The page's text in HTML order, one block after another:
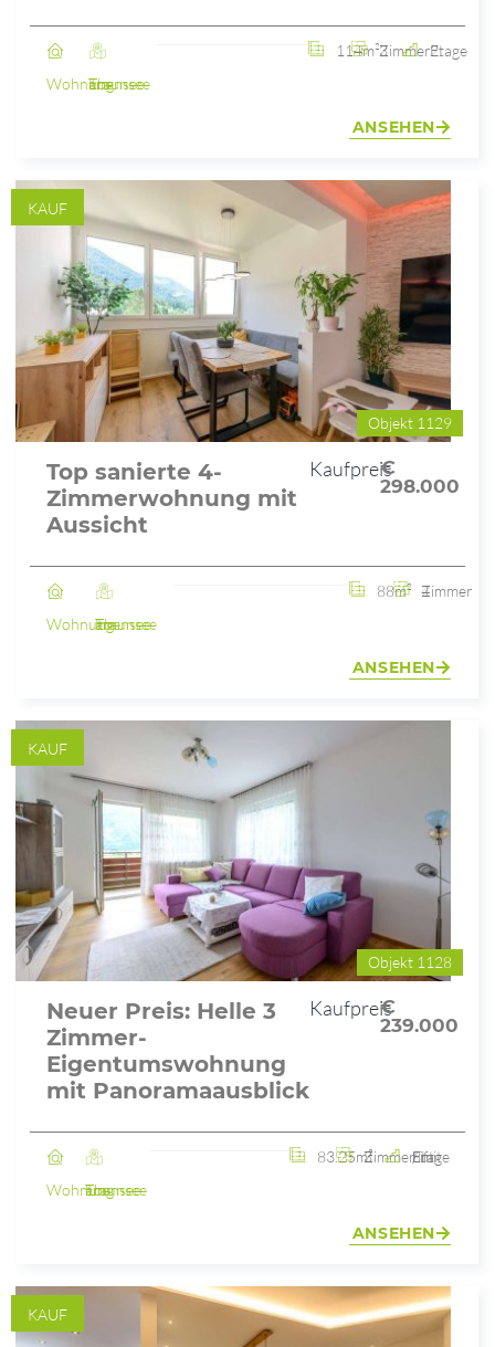
WohnungEbensee am Traunsee
114m²3 Zimmer2. Etage
ANSEHEN
KAUF
Objekt 1129
Top sanierte 4-
Zimmerwohnung mit
Aussicht
Kaufpreis
€
298.000
WohnungEbensee am Traunsee
88m² 4 Zimmer
ANSEHEN
KAUF
Objekt 1128
Neuer Preis: Helle 3
Zimmer-
Eigentumswohnung
mit Panoramaausblick
Kaufpreis
€
239.000
WohnungEbensee am Traunsee
83.25m²3 Zimmer8. Etage / mit Lift
ANSEHEN
KAUF